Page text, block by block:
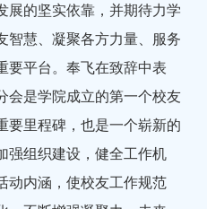
展的坚实依靠，并期待力学
智慧、凝聚各方力量、服务
要平台。奉飞在致辞中表
会是学院成立的第一个校友
要里程碑，也是一个崭新的
强组织建设，健全工作机
动内涵，使校友工作规范